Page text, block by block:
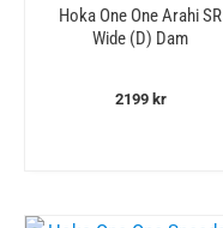
Hoka One One Arahi SR
Wide (D) Dam
2199 kr